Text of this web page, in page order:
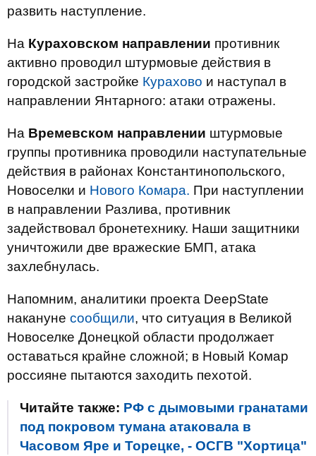
развить наступление.
На Кураховском направлении противник
активно проводил штурмовые действия в
городской застройке Курахово и наступал в
направлении Янтарного: атаки отражены.
На Времевском направлении штурмовые
группы противника проводили наступательные
действия в районах Константинопольского,
Новоселки и Нового Комара. При наступлении
в направлении Разлива, противник
задействовал бронетехнику. Наши защитники
уничтожили две вражеские БМП, атака
захлебнулась.
Напомним, аналитики проекта DeepState
накануне сообщили, что ситуация в Великой
Новоселке Донецкой области продолжает
оставаться крайне сложной; в Новый Комар
россияне пытаются заходить пехотой.
Читайте также: РФ с дымовыми гранатами
под покровом тумана атаковала в
Часовом Яре и Торецке, - ОСГВ "Хортица"